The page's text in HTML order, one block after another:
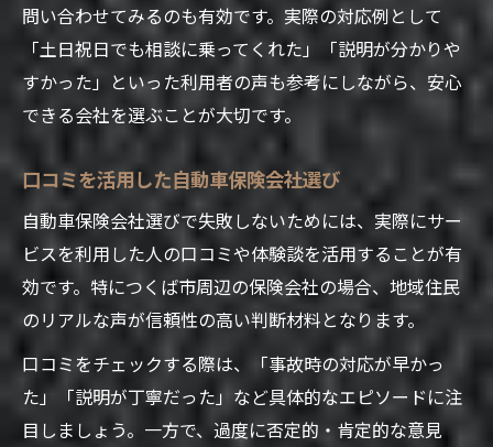
問い合わせてみるのも有効です。実際の対応例として
「土日祝日でも相談に乗ってくれた」「説明が分かりや
すかった」といった利用者の声も参考にしながら、安心
できる会社を選ぶことが大切です。
口コミを活用した自動車保険会社選び
自動車保険会社選びで失敗しないためには、実際にサー
ビスを利用した人の口コミや体験談を活用することが有
効です。特につくば市周辺の保険会社の場合、地域住民
のリアルな声が信頼性の高い判断材料となります。
口コミをチェックする際は、「事故時の対応が早かっ
た」「説明が丁寧だった」など具体的なエピソードに注
目しましょう。一方で、過度に否定的・肯定的な意見